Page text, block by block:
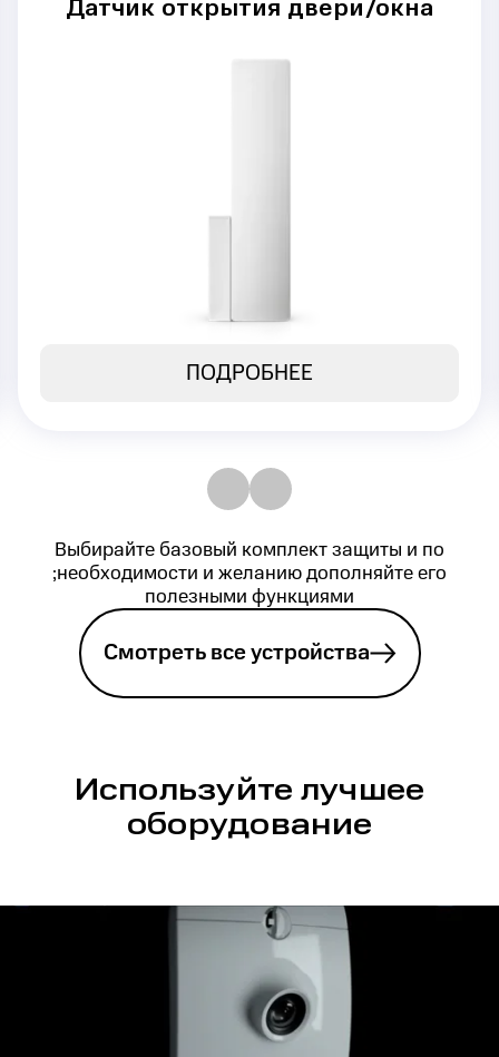
Датчик открытия двери/окна
ПОДРОБНЕЕ
4 490 ₽
Выбирайте базовый комплект защиты и по
;необходимости и желанию дополняйте его
полезными функциями
Смотреть все устройства
Используйте лучшее
оборудование